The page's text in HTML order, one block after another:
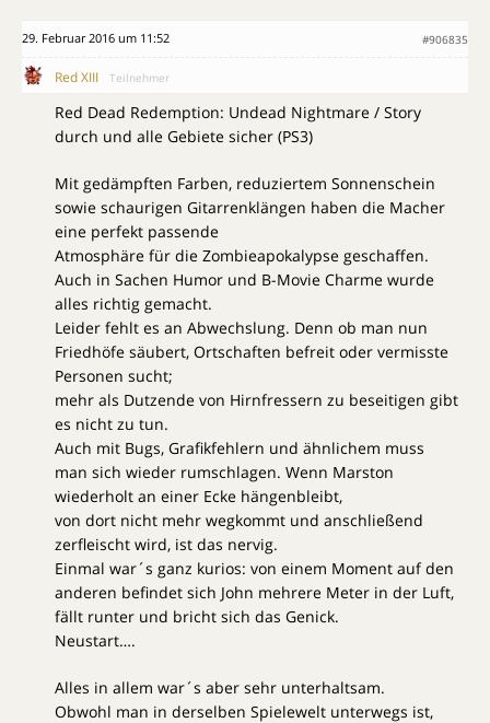
29. Februar 2016 um 11:52 #906835
Red XIII Teilnehmer
Red Dead Redemption: Undead Nightmare / Story
durch und alle Gebiete sicher (PS3)
Mit gedämpften Farben, reduziertem Sonnenschein
sowie schaurigen Gitarrenklängen haben die Macher
eine perfekt passende
Atmosphäre für die Zombieapokalypse geschaffen.
Auch in Sachen Humor und B-Movie Charme wurde
alles richtig gemacht.
Leider fehlt es an Abwechslung. Denn ob man nun
Friedhöfe säubert, Ortschaften befreit oder vermisste
Personen sucht;
mehr als Dutzende von Hirnfressern zu beseitigen gibt
es nicht zu tun.
Auch mit Bugs, Grafikfehlern und ähnlichem muss
man sich wieder rumschlagen. Wenn Marston
wiederholt an einer Ecke hängenbleibt,
von dort nicht mehr wegkommt und anschließend
zerfleischt wird, ist das nervig.
Einmal war´s ganz kurios: von einem Moment auf den
anderen befindet sich John mehrere Meter in der Luft,
fällt runter und bricht sich das Genick.
Neustart….
Alles in allem war´s aber sehr unterhaltsam.
Obwohl man in derselben Spielewelt unterwegs ist,